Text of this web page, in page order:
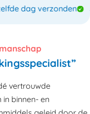
dag verzonden
vertrouwde
binnen- en